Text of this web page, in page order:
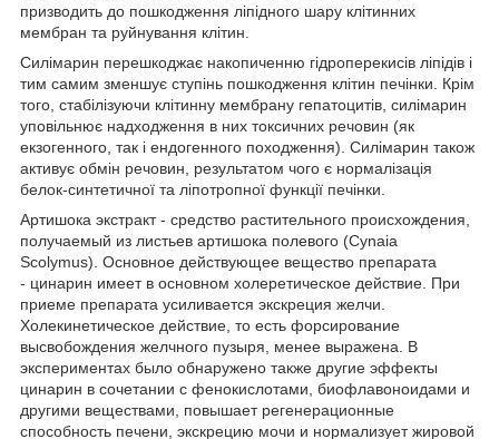
призводить до пошкодження ліпідного шару клітинних
мембран та руйнування клітин.
Силімарин перешкоджає накопиченню гідроперекисів ліпідів і
тим самим зменшує ступінь пошкодження клітин печінки. Крім
того, стабілізуючи клітинну мембрану гепатоцитів, силімарин
уповільнює надходження в них токсичних речовин (як
екзогенного, так і ендогенного походження). Силімарин також
активує обмін речовин, результатом чого є нормалізація
белок-синтетичної та ліпотропної функції печінки.
Артишока экстракт - средство растительного происхождения,
получаемый из листьев артишока полевого (Cynaia
Scolymus). Основное действующее вещество препарата
- цинарин имеет в основном холеретическое действие. При
приеме препарата усиливается экскреция желчи.
Холекинетическое действие, то есть форсирование
высвобождения желчного пузыря, менее выражена. В
экспериментах было обнаружено также другие эффекты
цинарин в сочетании с фенокислотами, биофлавоноидами и
другими веществами, повышает регенерационные
способность печени, экскрецию мочи и нормализует жировой